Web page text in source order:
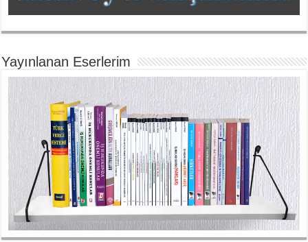
Yayınlanan Eserlerim